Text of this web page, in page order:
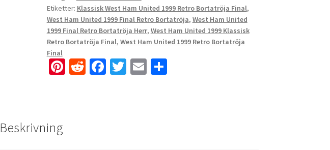
Etiketter: Klassisk West Ham United 1999 Retro Bortatröja Final,
West Ham United 1999 Final Retro Bortatröja, West Ham United
1999 Final Retro Bortatröja Herr, West Ham United 1999 Klassisk
Retro Bortatröja Final, West Ham United 1999 Retro Bortatröja
Final
Pi R Fa T E D
Beskrivning